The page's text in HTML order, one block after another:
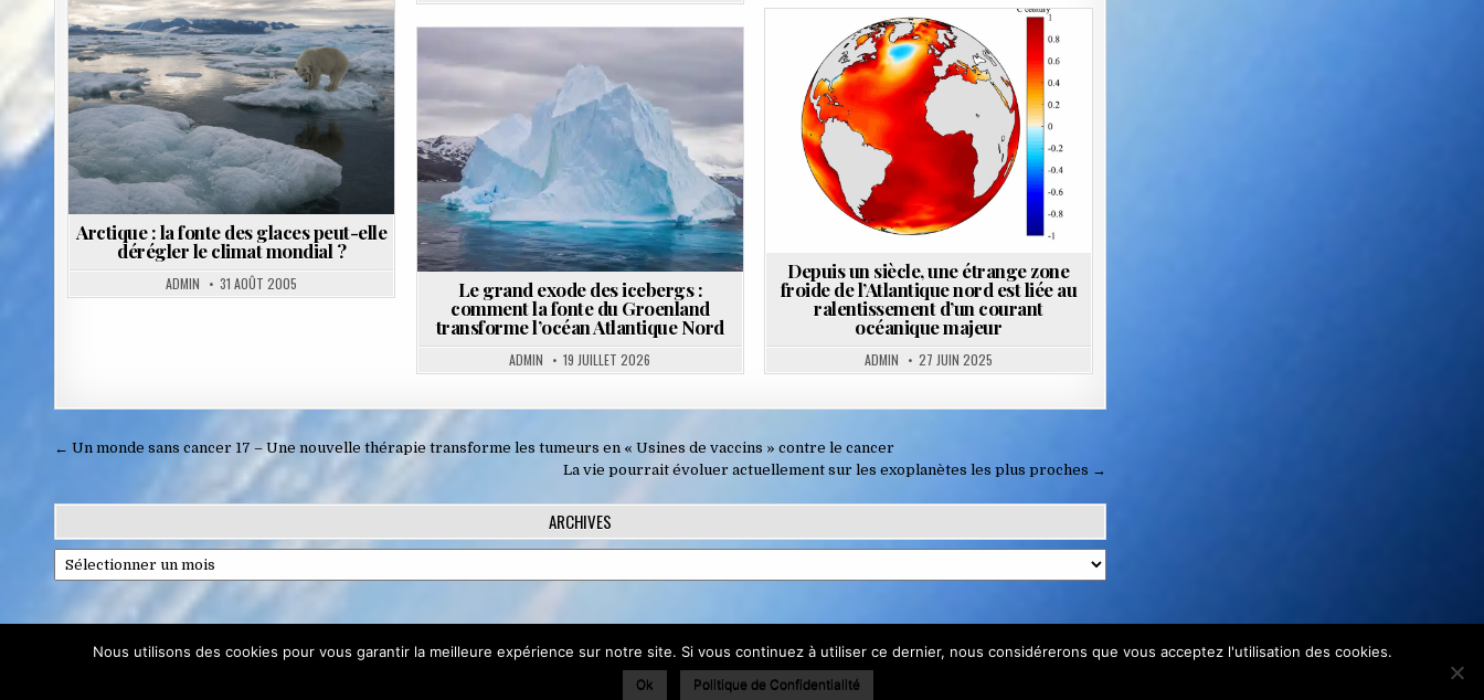
Posted
in
Arctique : la fonte des glaces peut-elle
dérégler le climat mondial ?
ADMIN 31 AOÛT 2005
Posted
in
Depuis un siècle, une étrange zone
froide de l’Atlantique nord est liée au
ralentissement d’un courant
océanique majeur
ADMIN 27 JUIN 2025
in
Le grand exode des icebergs :
comment la fonte du Groenland
transforme l’océan Atlantique Nord
ADMIN 19 JUILLET 2026
Navigation
l’article
← Un monde sans cancer 17 – Une nouvelle thérapie transforme les tumeurs en « Usines de vaccins » contre le cancer
La vie pourrait évoluer actuellement sur les exoplanètes les plus proches →
ARCHIVES
Archives
Confidentialité et cookies : ce site utilise des cookies. En continuant à utiliser ce site Web, vous acceptez leur utilisation.
Politique relative aux cookies
Nous utilisons des cookies pour vous garantir la meilleure expérience sur notre site. Si vous continuez à utiliser ce dernier, nous considérerons que vous acceptez l'utilisation des cookies.
Ok Politique de Confidentialité